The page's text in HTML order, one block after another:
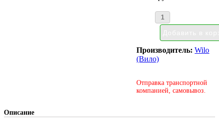
Производитель:Wilo
(Вило)
Отправка транспортной
компанией, самовывоз.
Описание